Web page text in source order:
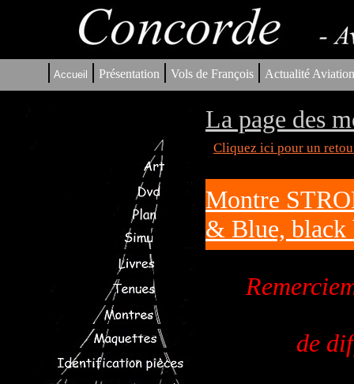
| Accueil | Présentation | Vols de François | Actualité
La page des
Cliquez ici pour un
Montre
& Blue, black
de